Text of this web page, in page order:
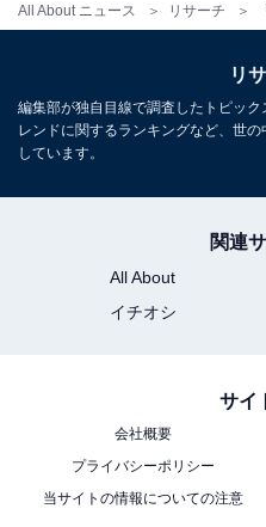
All About ニュース リサーチ
リ
編集部が独自目線で調査したトピッ
レンドに関するランキングなど、世
しています。
関連
All About
イチオシ
サイ
会社概要
プライバシーポリシー
当サイトの情報についての注意